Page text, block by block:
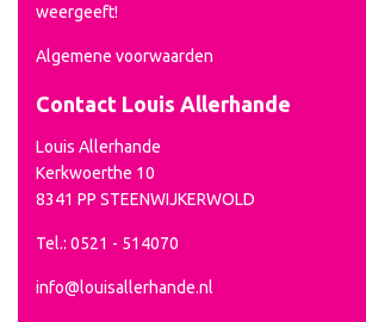
weergeeft!
Algemene voorwaarden
Contact Louis Allerhande
Louis Allerhande
Kerkwoerthe 10
8341 PP STEENWIJKERWOLD
Tel.: 0521 - 514070
info@louisallerhande.nl